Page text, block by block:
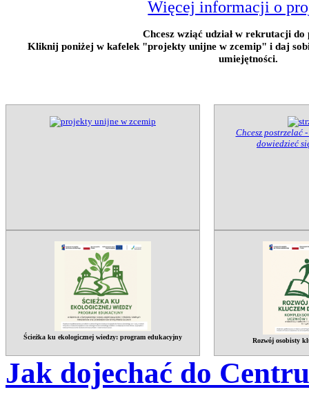
Więcej informacji o
Chcesz wziąć udział w rekrutacji
Kliknij poniżej w kafelek "projekty unijne w zcemip" i daj
umiejętności.
Chcesz postrzelać
dowiedzieć
Ścieżka ku ekologicznej wiedzy: program edukacyjny
Rozwój osobisty
Jak dojechać do